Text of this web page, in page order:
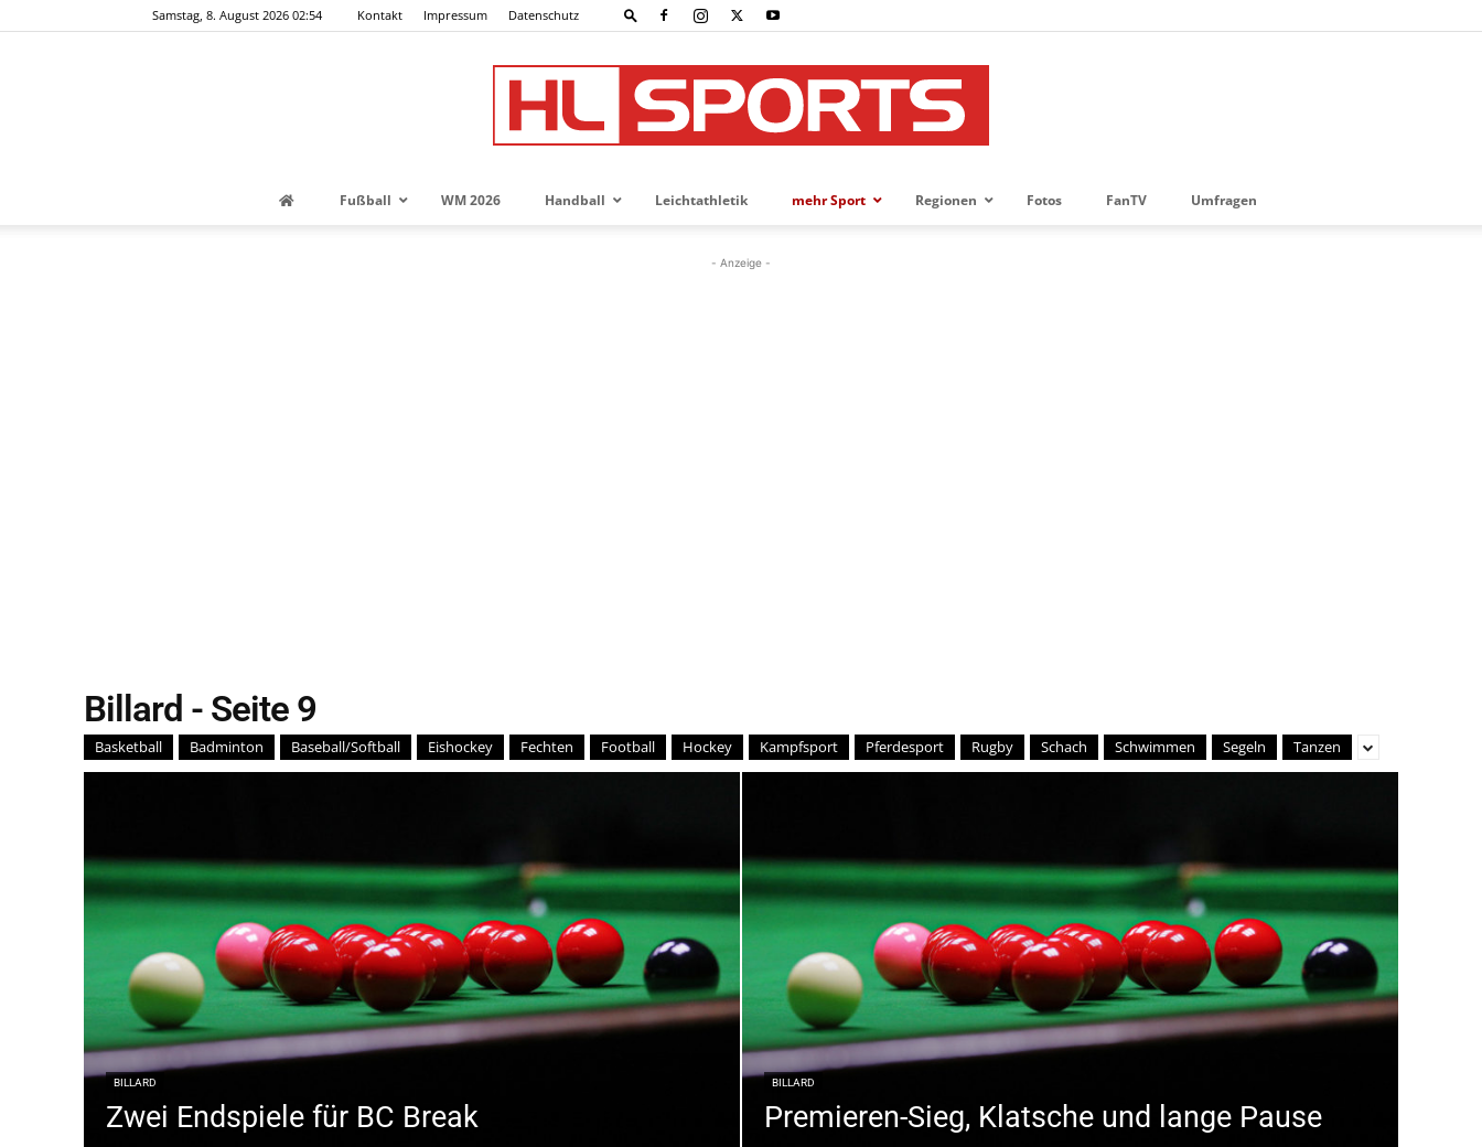
Samstag, 8. August 2026 02:54 Kontakt Impressum Datenschutz
die
Fußball WM 2026 Handball Leichtathletik mehr Sport Regionen Fotos FanTV Umfragen
- Anzeige -
Billard - Seite 9
Basketball Badminton Baseball/Softball Eishockey Fechten Football Hockey Kampfsport Pferdesport Rugby Schach Schwimmen Segeln Tanzen
BILLARD
Zwei Endspiele für BC Break
BILLARD
Premieren-Sieg, Klatsche und lange Pause